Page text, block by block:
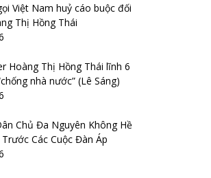
Việt Nam huỷ cáo buộc đối
Thị Hồng Thái
Hoàng Thị Hồng Thái lĩnh 6
nhà nước” (Lê Sáng)
Chủ Đa Nguyên Không Hề
Các Cuộc Đàn Áp